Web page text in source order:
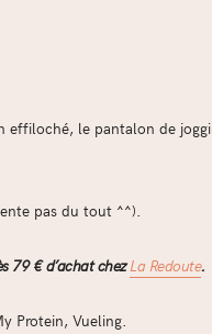
le pantalon de
pas du tout ^^).
79 € d’achat chezLa Redoute.
Protein, Vueling.